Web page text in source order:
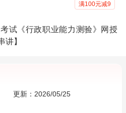
满100元减9
试《行政职业能力测验》网授
讲】
更新：2026/05/25